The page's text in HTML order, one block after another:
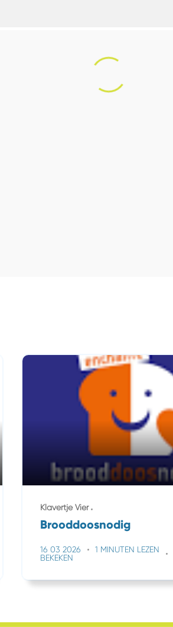
Klavertje Vier
Brooddoosnodig
16 03 2026 1 MINUTEN LEZEN
BEKEKEN